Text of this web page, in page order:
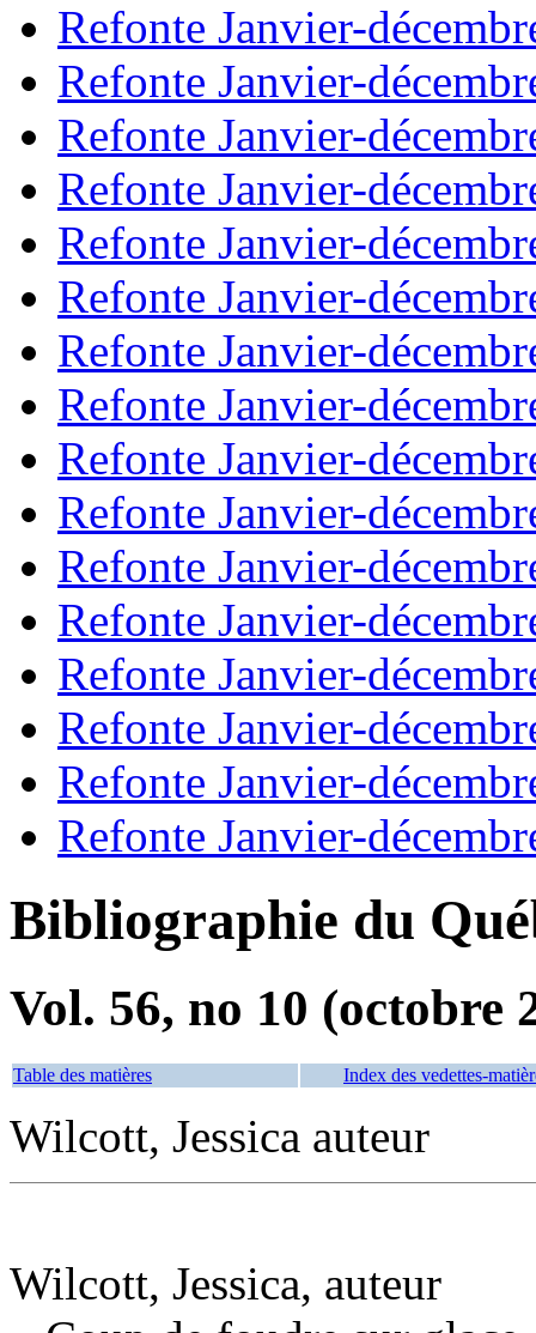
Refonte Janvier-
Refonte Janvier-
Refonte Janvier-
Refonte Janvier-
Refonte Janvier-
Refonte Janvier-
Refonte Janvier-
Refonte Janvier-
Refonte Janvier-
Refonte Janvier-
Refonte Janvier-
Refonte Janvier-
Refonte Janvier-
Refonte Janvier-
Refonte Janvier-
Refonte Janvier-
Bibliographie du
Vol. 56, no 10 (octobre
Table des matières Index des vedettes-
Wilcott, Jessica auteur
Wilcott, Jessica, auteur